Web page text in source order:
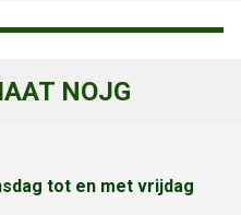
NOJG
tot en met vrijdag